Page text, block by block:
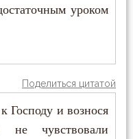
уроком
Поделиться цитатой
Господу и вознося
чувствовали